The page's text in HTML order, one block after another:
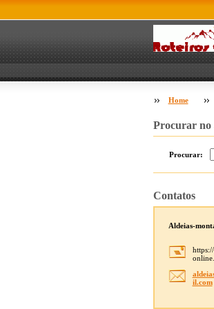
Home
Procurar no
Procurar:
Contatos
Aldeias-
il.com